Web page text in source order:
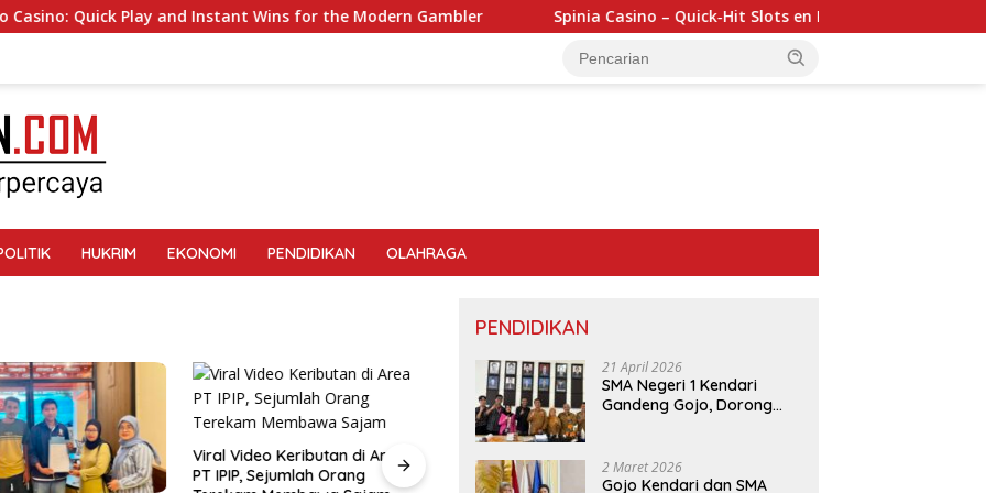
Quick Play and Instant Wins for the Modern Gambler Spinia Casino – Quick‑Hit Slots en Rapid Roulette voor de
HUKRIM EKONOMI PENDIDIKAN OLAHRAGA
Viral Video Keributan di Area
PT IPIP, Sejumlah Orang
KUPP Molawe dan BPS Konawe
PENDIDIKAN
21 April 2026
SMA Negeri 1 Kendari
Gandeng Gojo, Dorong
2 Maret 2026
Gojo Kendari dan SMA